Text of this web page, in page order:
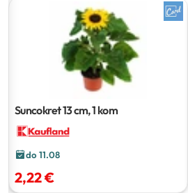
Suncokret13 cm, 1 kom
do 11.08
2,22 €